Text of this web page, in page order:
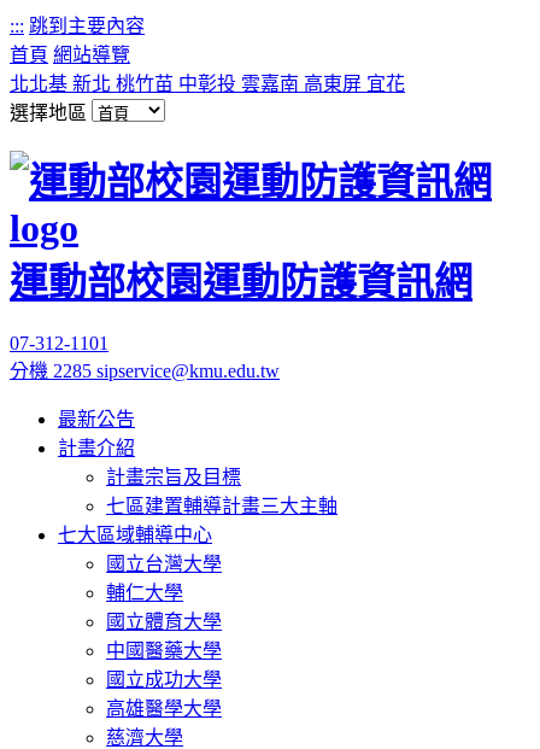
::: 跳到主要內容
首頁 網站導覽
北北基 新北 桃竹苗 中彰投 雲嘉南 高東屏 宜花
選擇地區
運動部校園運動防護資訊網
07-312-1101
分機 2285 sipservice@kmu.edu.tw
最新公告
計畫介紹
計畫宗旨及目標
七區建置輔導計畫三大主軸
七大區域輔導中心
國立台灣大學
輔仁大學
國立體育大學
中國醫藥大學
國立成功大學
高雄醫學大學
慈濟大學